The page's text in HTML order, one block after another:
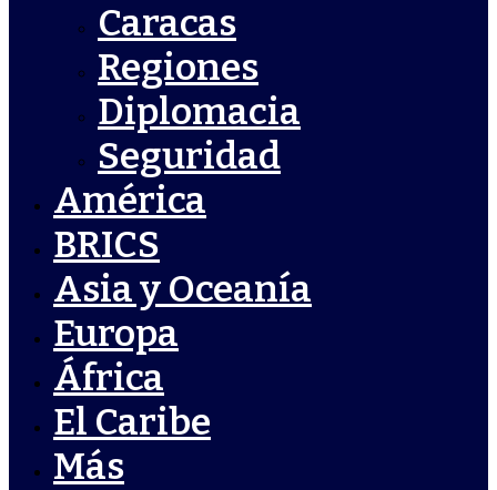
Caracas
Regiones
Diplomacia
Seguridad
América
BRICS
Asia y Oceanía
Europa
África
El Caribe
Más